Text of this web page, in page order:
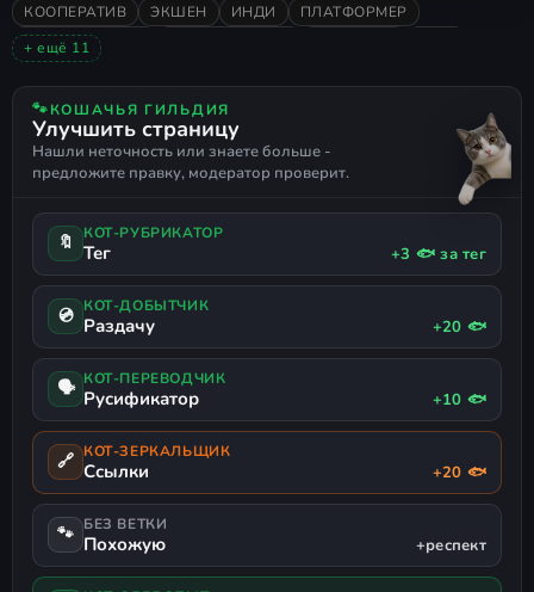
подключения товарища,
игру.
Подключение:
входящее приглашение от хоста
КООПЕРАТИВ ЭКШЕН ИНДИ
ПЛАТФОРМЕР
ГОЛОВОЛОМКИ
BROTHERS: A TALE OF TWO SONS
ОДИНОЧНАЯ
АТМОСФЕРНАЯ
ФЭНТЕЗИ
КОРОТКАЯ
РУССКИЙ ЯЗЫК ПОДДЕРЖКА ГЕЙМПАДА
+ ещё 11
🐾КОШАЧЬЯ ГИЛЬДИЯ
Улучшить страницу
Нашли неточность или знаете больше -
предложите правку, модератор проверит.
🔖 КОТ-РУБРИКАТОР
Тег +3 🐟 за тег
💿 КОТ-ДОБЫТЧИК
Раздачу +20 🐟
🗣 КОТ-ПЕРЕВОДЧИК
Русификатор +10 🐟
🔗 КОТ-ЗЕРКАЛЬЩИК
Ссылки +20 🐟
🐾 БЕЗ ВЕТКИ
Похожую +респект